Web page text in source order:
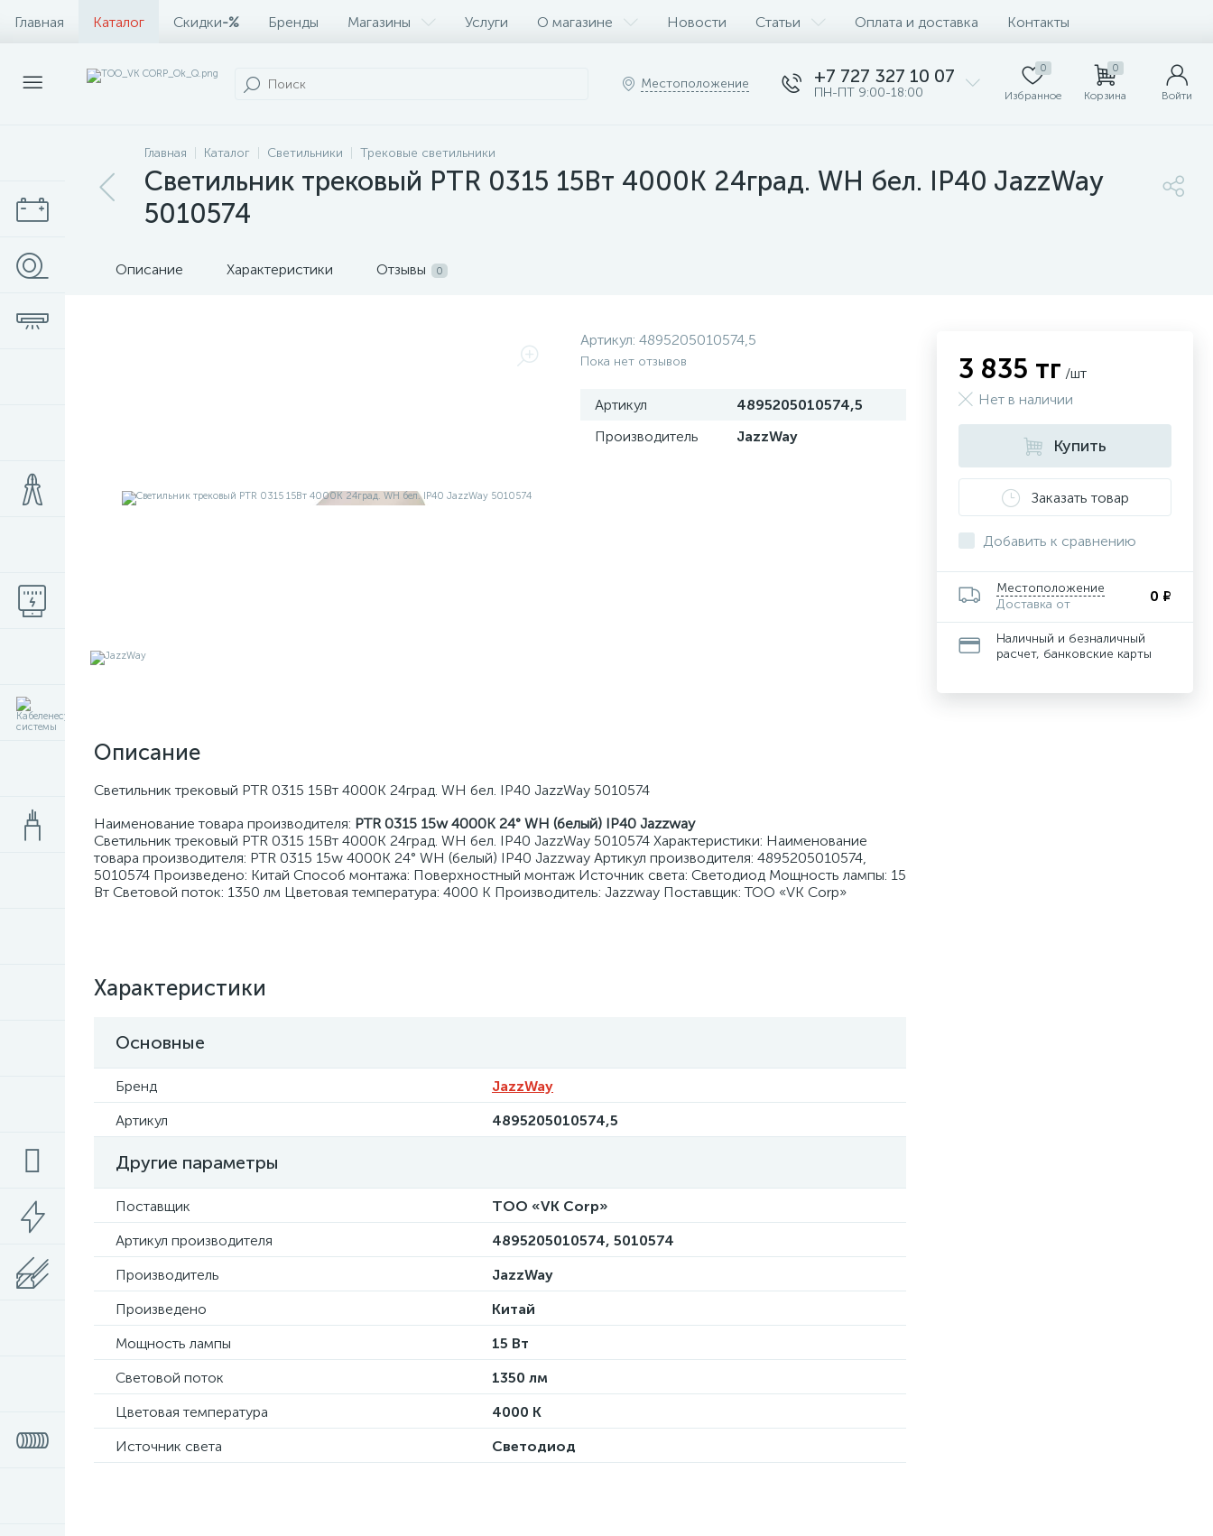
Главная Каталог Скидки-% Бренды Магазины Услуги О магазине Новости Статьи Оплата и доставка Контакты
Местоположение +7 727 327 10 07
ПН-ПТ 9:00-18:00
0
Избранное
0
Корзина Войти
Главная Каталог Светильники Трековые светильники
Светильник трековый PTR 0315 15Вт 4000К 24град. WH бел. IP40 JazzWay
5010574
Описание Характеристики Отзывы 0
Артикул: 4895205010574,5
Пока нет отзывов
Артикул
4895205010574,5
Производитель
JazzWay
Описание
Светильник трековый PTR 0315 15Вт 4000К 24град. WH бел. IP40 JazzWay 5010574
Наименование товара производителя: PTR 0315 15w 4000K 24° WH (белый) IP40 Jazzway
Светильник трековый PTR 0315 15Вт 4000К 24град. WH бел. IP40 JazzWay 5010574 Характеристики: Наименование
товара производителя: PTR 0315 15w 4000K 24° WH (белый) IP40 Jazzway Артикул производителя: 4895205010574,
5010574 Произведено: Китай Способ монтажа: Поверхностный монтаж Источник света: Светодиод Мощность лампы: 15
Вт Световой поток: 1350 лм Цветовая температура: 4000 К Производитель: Jazzway Поставщик: ТОО «VK Corp»
Характеристики
Основные
Бренд
JazzWay
Артикул
4895205010574,5
Другие параметры
Поставщик
ТОО «VK Corp»
Артикул производителя
4895205010574, 5010574
Производитель
JazzWay
Произведено
Китай
Мощность лампы
15 Вт
Световой поток
1350 лм
Цветовая температура
4000 К
Источник света
Светодиод
3 835 тг /шт
Нет в наличии
Купить
Заказать товар
Добавить к сравнению
Местоположение
Доставка от
0 ₽
Наличный и безналичный
расчет, банковские карты